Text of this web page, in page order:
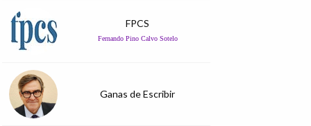
FPCS
Fernando Pino Calvo Sotelo
Ganas de Escribir